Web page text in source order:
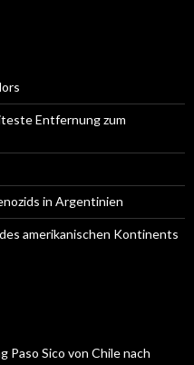
Entfernung zum
in Argentinien
amerikanischen Kontinents
Paso Sico von Chile nach